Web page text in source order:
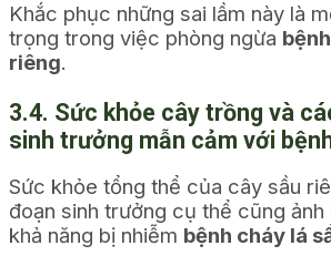
Khắc phục những sai lầm này là
trọng trong việc phòng ngừa
riêng.
3.4. Sức khỏe cây trồng và
sinh trưởng mẫn cảm với
Sức khỏe tổng thể của cây sầu
đoạn sinh trưởng cụ thể cũng ảnh
khả năng bị nhiễm bệnh cháy lá